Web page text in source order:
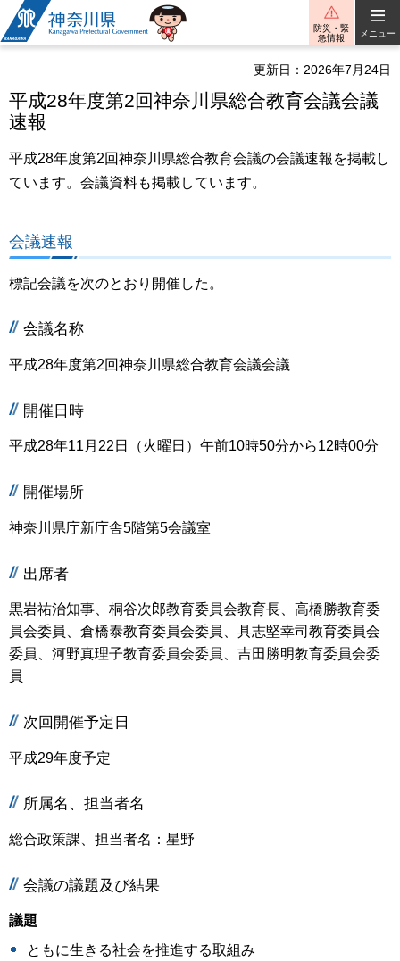
神奈川県
防災・緊
急情報
メニュー
更新日：2026年7月24日
平成28年度第2回神奈川県総合教育会議会議
速報
平成28年度第2回神奈川県総合教育会議の会議速報を掲載し
ています。会議資料も掲載しています。
会議速報
標記会議を次のとおり開催した。
会議名称
平成28年度第2回神奈川県総合教育会議会議
開催日時
平成28年11月22日（火曜日）午前10時50分から12時00分
開催場所
神奈川県庁新庁舎5階第5会議室
出席者
黒岩祐治知事、桐谷次郎教育委員会教育長、高橋勝教育委
員会委員、倉橋泰教育委員会委員、具志堅幸司教育委員会
委員、河野真理子教育委員会委員、吉田勝明教育委員会委
員
次回開催予定日
平成29年度予定
所属名、担当者名
総合政策課、担当者名：星野
会議の議題及び結果
議題
ともに生きる社会を推進する取組み